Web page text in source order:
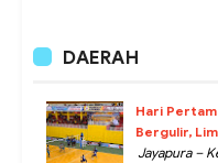
DAERAH
Hari
Bergulir,
Jayapura –